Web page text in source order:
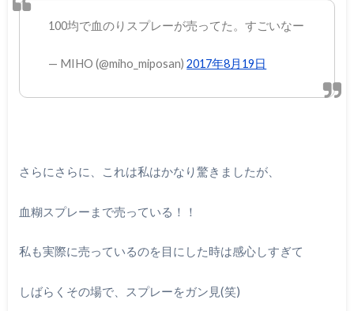
100均で血のりスプレーが売ってた。すごいなー
— MIHO (@miho_miposan)2017年8月19日
さらにさらに、これは私はかなり驚きましたが、
血糊スプレーまで売っている！！
私も実際に売っているのを目にした時は感心しすぎて
しばらくその場で、スプレーをガン見(笑)